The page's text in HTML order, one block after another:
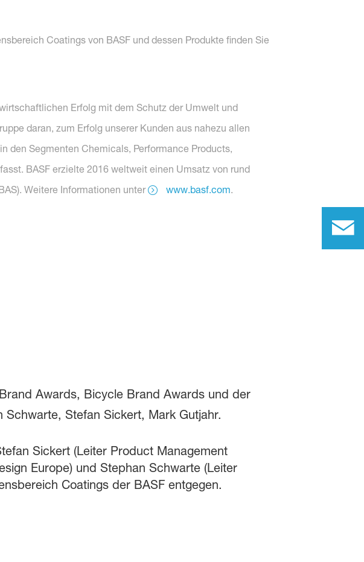
Coatings von BASF und dessen Produkte finden Sie
Erfolg mit dem Schutz der Umwelt und
daran, zum Erfolg unserer Kunden aus nahezu allen
den Segmenten Chemicals, Performance Products,
BASF erzielte 2016 weltweit einen Umsatz von rund
Weitere Informationen unter
www.basf.com.
Sickert (Leiter Product Management
Europe) und Stephan Schwarte (Leiter
Coatings der BASF entgegen.